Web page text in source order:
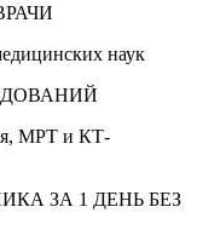
наук
МРТ и КТ-
ЗА 1 ДЕНЬ БЕЗ